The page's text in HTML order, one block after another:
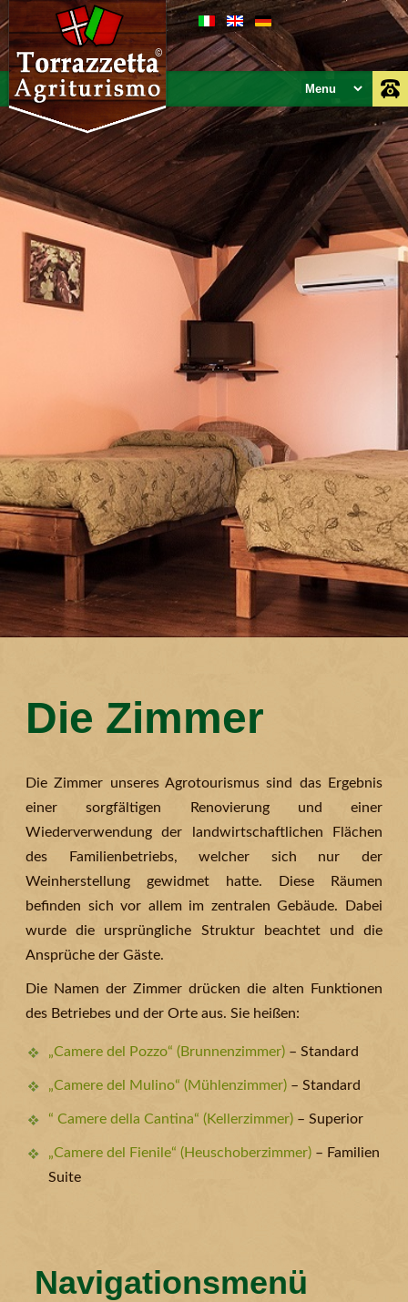
Die Zimmer
Die Zimmer unseres Agrotourismus sind das Ergebnis
einer sorgfältigen Renovierung und einer
Wiederverwendung der landwirtschaftlichen Flächen
des Familienbetriebs, welcher sich nur der
Weinherstellung gewidmet hatte. Diese Räumen
befinden sich vor allem im zentralen Gebäude. Dabei
wurde die ursprüngliche Struktur beachtet und die
Ansprüche der Gäste.
Die Namen der Zimmer drücken die alten Funktionen
des Betriebes und der Orte aus. Sie heißen:
„Camere del Pozzo“ (Brunnenzimmer) – Standard
„Camere del Mulino“ (Mühlenzimmer) – Standard
“ Camere della Cantina“ (Kellerzimmer) – Superior
„Camere del Fienile“ (Heuschoberzimmer) – Familien
Suite
Navigationsmenü